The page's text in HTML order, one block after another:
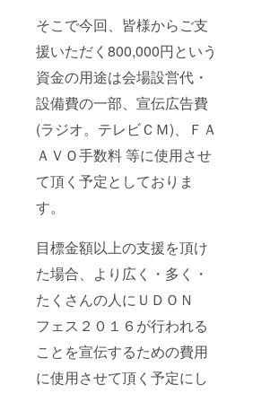
そこで今回、皆様からご支
援いただく800,000円という
資金の用途は会場設営代・
設備費の一部、宣伝広告費
(ラジオ。テレビＣＭ)、ＦＡ
ＡＶＯ手数料 等に使用させ
て頂く予定としておりま
す。
目標金額以上の支援を頂け
た場合、より広く・多く・
たくさんの人にＵＤＯＮ
フェス２０１６が行われる
ことを宣伝するための費用
に使用させて頂く予定にし